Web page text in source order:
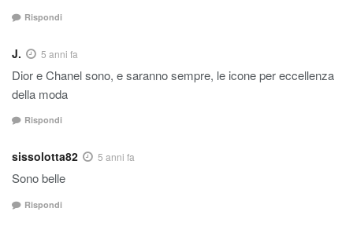
Rispondi
J. 5 anni fa
Dior e Chanel sono, e saranno sempre, le icone per eccellenza
della moda
Rispondi
sissolotta82 5 anni fa
Sono belle
Rispondi